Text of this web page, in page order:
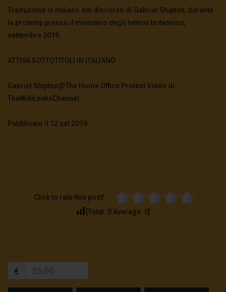
Traduzione in italiano del discorso di Gabriel Shipton, durante
la protesta presso il ministero degli Interni britannico,
settembre 2019.
ATTIVA SOTTOTITOLI IN ITALIANO
Gabriel Shipton@The Home Office Protest Video di:
TheWikiLeaksChannel
Pubblicato il 12 set 2019
Click to rate this post!
[Total: 0 Average: 0
€